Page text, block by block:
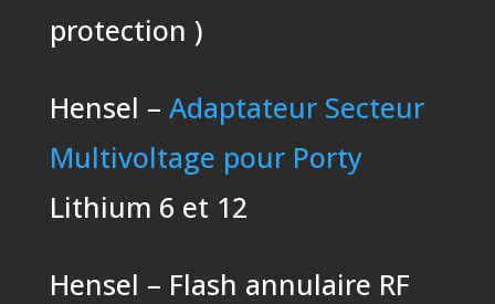
protection )
Hensel – Adaptateur Secteur
Multivoltage pour Porty
Lithium 6 et 12
Hensel – Flash annulaire RF